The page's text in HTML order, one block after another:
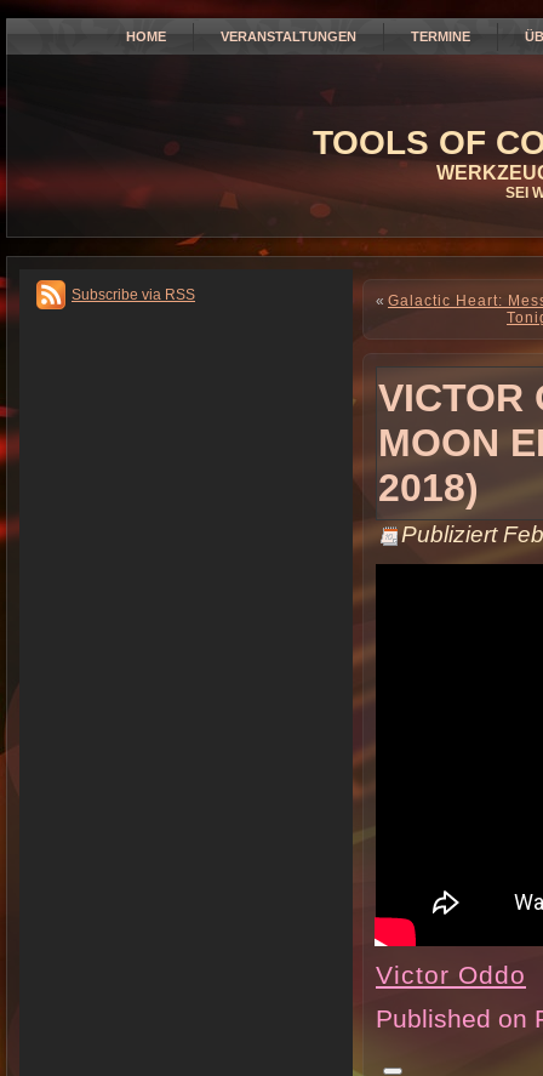
HOME VERANSTALTUNGEN TERMINE
TOOLS OF
SEI
Subscribe via RSS « Galactic Heart:
VICTOR
MOON
2018)
Publiziert
Victor Oddo
Published on